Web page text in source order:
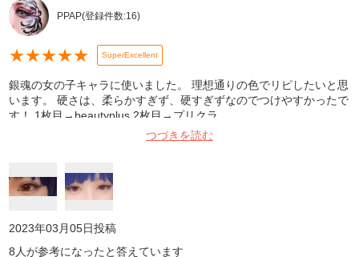
PPAP(登録件数:16)
★★★★★ SuperExcellent
銀魂の女の子キャラに使いました。 理想通りの色でリピしたいと思
います。 硬さは、柔らかすぎず、硬すぎずなのでつけやすかったで
す！ 1枚目→beautyplus 2枚目→プリクラ
つづきを読む
2023年03月05日投稿
8 人が参考になったと答えています